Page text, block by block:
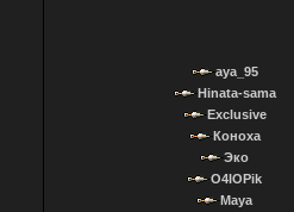
aya_95
Hinata-sama
Exclusive
Коноха
Эко
O4IOPik
Maya